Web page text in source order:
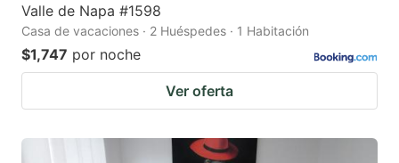
Valle de Napa #1598
Casa de vacaciones · 2 Huéspedes · 1 Habitación
$1,747 por noche
Ver oferta